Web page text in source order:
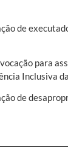
de
para
Inclusiva
de